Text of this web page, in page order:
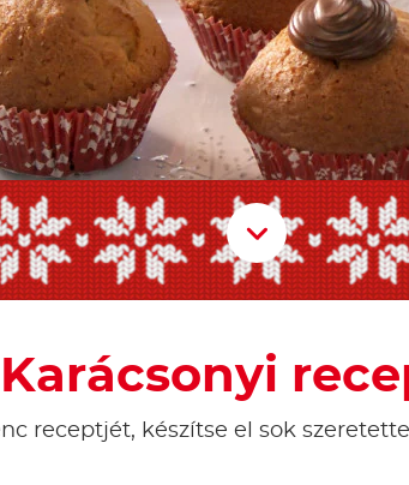
Karácsonyi
receptjét, készítse el sok